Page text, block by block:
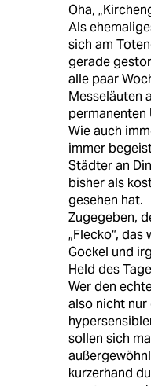
Oha,
Als
sich am
gerade
alle paar
Messeläuten
Wie auch
immer
Städter an
bisher als
gesehen hat.
Zugegeben,
„Flecko“,
Gockel und
Held des
Wer den
also nicht
sollen sich
kurzerhand